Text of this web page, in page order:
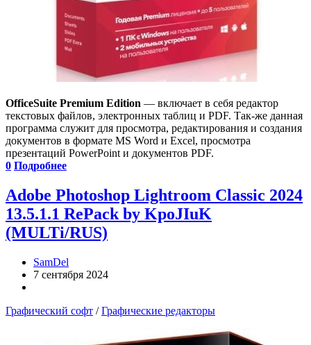
OfficeSuite Premium Edition — включает в себя редактор
текстовых файлов, электронных таблиц и PDF. Так-же данная
программа служит для просмотра, редактирования и создания
документов в формате MS Word и Excel, просмотра
презентаций PowerPoint и документов PDF.
0 Подробнее
Adobe Photoshop Lightroom Classic 2024
13.5.1.1 RePack by KpoJIuK
(MULTi/RUS)
SamDel
7 сентября 2024
Графический софт /Графические редакторы